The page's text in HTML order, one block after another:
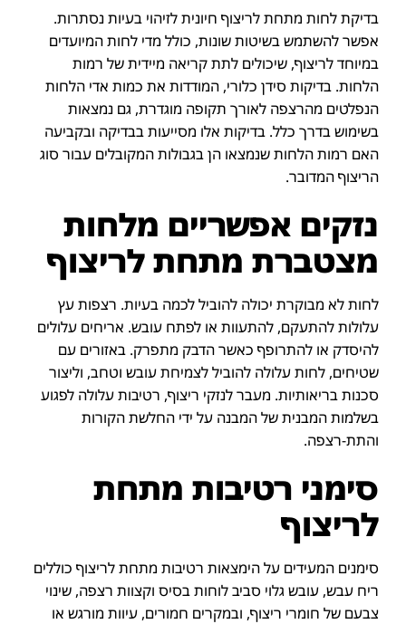
בדיקת לחות מתחת לריצוף חיונית לזיהוי בעיות נסתרות.
אפשר להשתמש בשיטות שונות, כולל מדי לחות המיועדים
במיוחד לריצוף, שיכולים לתת קריאה מיידית של רמות
הלחות. בדיקות סידן כלורי, המודדות את כמות אדי הלחות
הנפלטים מהרצפה לאורך תקופה מוגדרת, גם נמצאות
בשימוש בדרך כלל. בדיקות אלו מסייעות בבדיקה ובקביעה
האם רמות הלחות שנמצאו הן בגבולות המקובלים עבור סוג
הריצוף המדובר.
נזקים אפשריים מלחות
מצטברת מתחת לריצוף
לחות לא מבוקרת יכולה להוביל לכמה בעיות. רצפות עץ
עלולות להתעקם, להתעוות או לפתח עובש. אריחים עלולים
להיסדק או להתרופף כאשר הדבק מתפרק. באזורים עם
שטיחים, לחות עלולה להוביל לצמיחת עובש וטחב, וליצור
סכנות בריאותיות. מעבר לנזקי ריצוף, רטיבות עלולה לפגוע
בשלמות המבנית של המבנה על ידי החלשת הקורות
והתת-רצפה.
סימני רטיבות מתחת
לריצוף
סימנים המעידים על הימצאות רטיבות מתחת לריצוף כוללים
ריח עבש, עובש גלוי סביב לוחות בסיס וקצוות רצפה, שינוי
צבעם של חומרי ריצוף, ובמקרים חמורים, עיוות מורגש או